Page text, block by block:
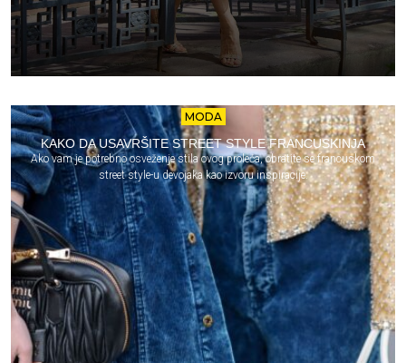
MODA
KAKO DA USAVRŠITE STREET STYLE FRANCUSKINJA
Ako vam je potrebno osveženje stila ovog proleća, obratite se francuskom
street style-u devojaka kao izvoru inspiracije.